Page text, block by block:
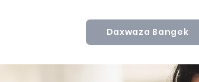
Daxwaza Bangek